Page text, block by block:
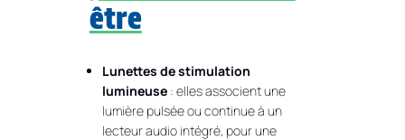
être
Lunettes de stimulation
lumineuse: elles associent une
lumière pulsée ou continue à un
lecteur audio intégré, pour une